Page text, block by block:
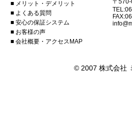
■ メリット・デメリット
■ よくある質問
■ 安心の保証システム
■ お客様の声
■ 会社概要・アクセスMAP
〒
© 2007 株式会社